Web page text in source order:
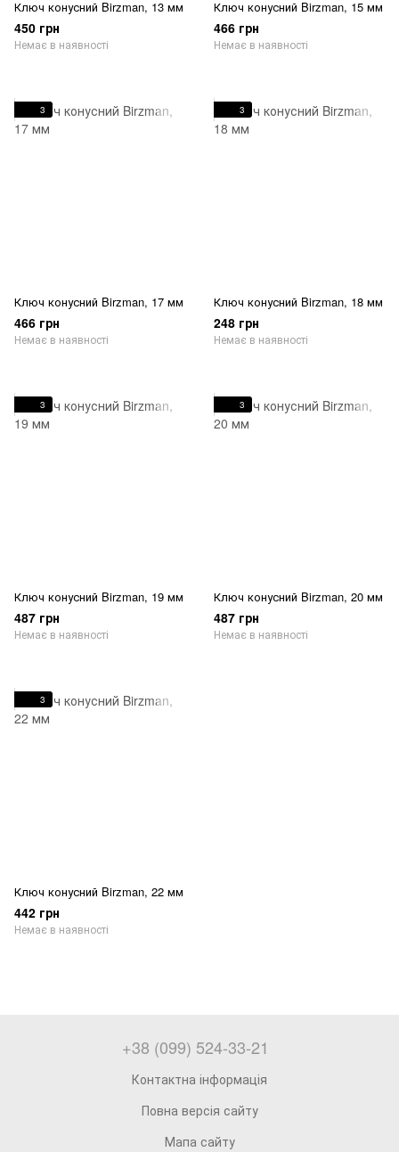
Ключ конусний Birzman, 13 мм
450 грн
Немає в наявності
Ключ конусний Birzman, 15 мм
466 грн
Немає в наявності
3
Ключ конусний Birzman, 17 мм
466 грн
Немає в наявності
3
Ключ конусний Birzman, 18 мм
248 грн
Немає в наявності
3
Ключ конусний Birzman, 19 мм
487 грн
Немає в наявності
3
Ключ конусний Birzman, 20 мм
487 грн
Немає в наявності
3
Ключ конусний Birzman, 22 мм
442 грн
Немає в наявності
+38 (099) 524-33-21
Контактна інформація
Повна версія сайту
Мапа сайту